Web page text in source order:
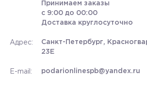
Принимаем заказы
с 9:00 до 00:00
Доставка круглосуточно
Адрес:
Санкт-Петербург,
23Е
E-mail: podarionlinespb@yandex.ru